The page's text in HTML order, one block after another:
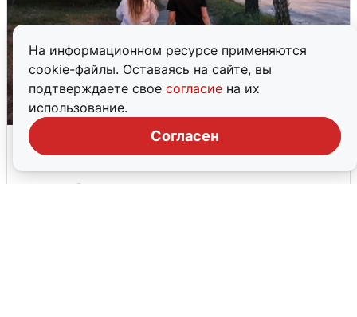
На информационном ресурсе применяются
cookie-файлы. Оставаясь на сайте, вы
подтверждаете свое согласие на их
использование.
Согласен
Опубликована карта отключений
воды в Воронеже